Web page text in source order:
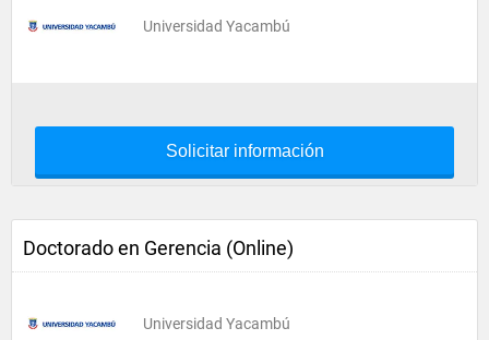
Universidad Yacambú
Solicitar información
Doctorado en Gerencia (Online)
Universidad Yacambú